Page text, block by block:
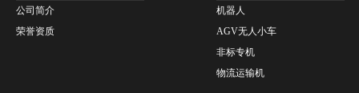
公司简介
荣誉资质
机器人
AGV无人小车
非标专机
物流运输机